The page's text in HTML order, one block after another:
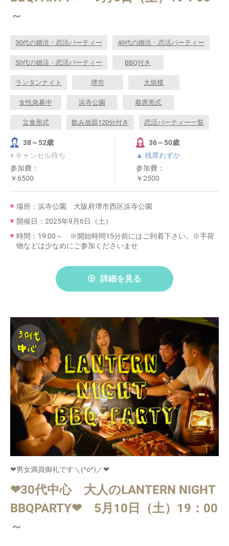
～
30代の婚活・恋活パーティー 40代の婚活・恋活パーティー
50代の婚活・恋活パーティー BBQ付き
ランタンナイト 堺市 大規模
女性急募中 浜寺公園 着席形式
立食形式 飲み放題120分付き 恋活パーティー一覧
38～52歳
× キャンセル待ち
参加費：
￥6500
36～50歳
▲ 残席わずか
参加費：
￥2500
場所：浜寺公園 大阪府堺市西区浜寺公園
開催日：2025年9月6日（土）
時間：19:00～ ※開始時間15分前にはご到着下さい。※手荷
物などは少なめにご参加くださいませ
詳細を見る
❤男女満員御礼です＼(^o^)／❤
❤30代中心 大人のLANTERN NIGHT
BBQPARTY❤ 5月10日（土）19：00
～